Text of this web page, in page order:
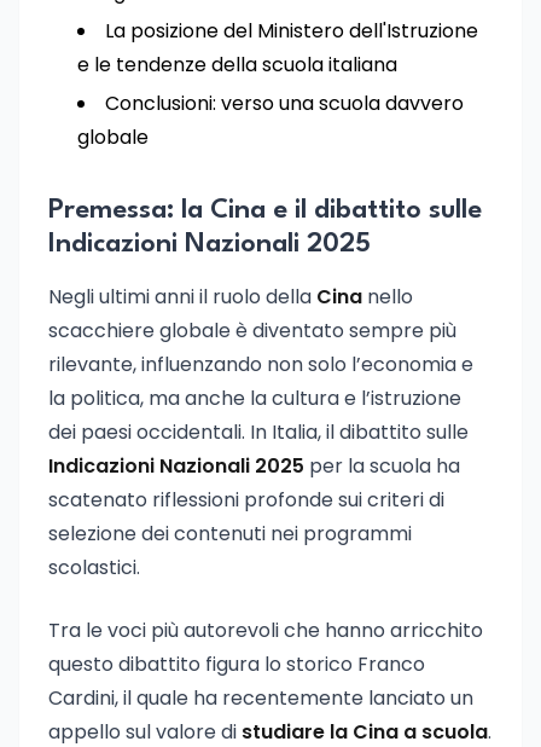
La posizione del Ministero dell'Istruzione
e le tendenze della scuola italiana
Conclusioni: verso una scuola davvero
globale
Premessa: la Cina e il dibattito sulle
Indicazioni Nazionali 2025
Negli ultimi anni il ruolo della Cina nello
scacchiere globale è diventato sempre più
rilevante, influenzando non solo l’economia e
la politica, ma anche la cultura e l’istruzione
dei paesi occidentali. In Italia, il dibattito sulle
Indicazioni Nazionali 2025 per la scuola ha
scatenato riflessioni profonde sui criteri di
selezione dei contenuti nei programmi
scolastici.
Tra le voci più autorevoli che hanno arricchito
questo dibattito figura lo storico Franco
Cardini, il quale ha recentemente lanciato un
appello sul valore di studiare la Cina a scuola.